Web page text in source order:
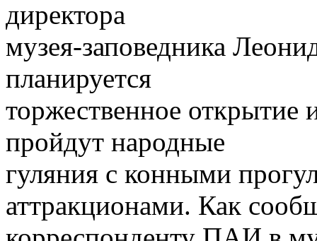
директора
музея-заповедника
планируется
торжественное
пройдут народные
гуляния с конными
аттракционами. Как